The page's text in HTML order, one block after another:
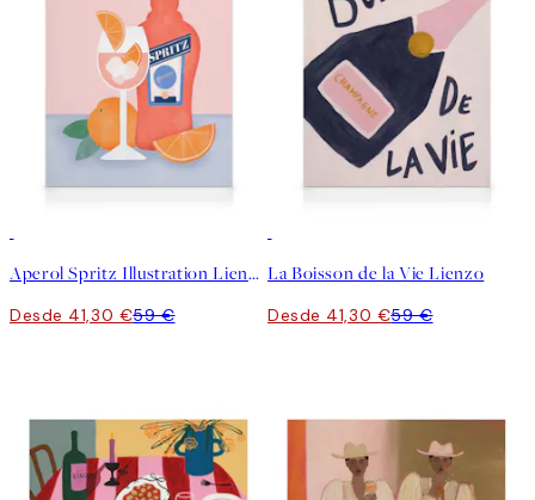
Aperol Spritz Illustration Lienzo
Desde 41,30 €59 €
La Boisson de la Vie Lienzo
Desde 41,30 €59 €